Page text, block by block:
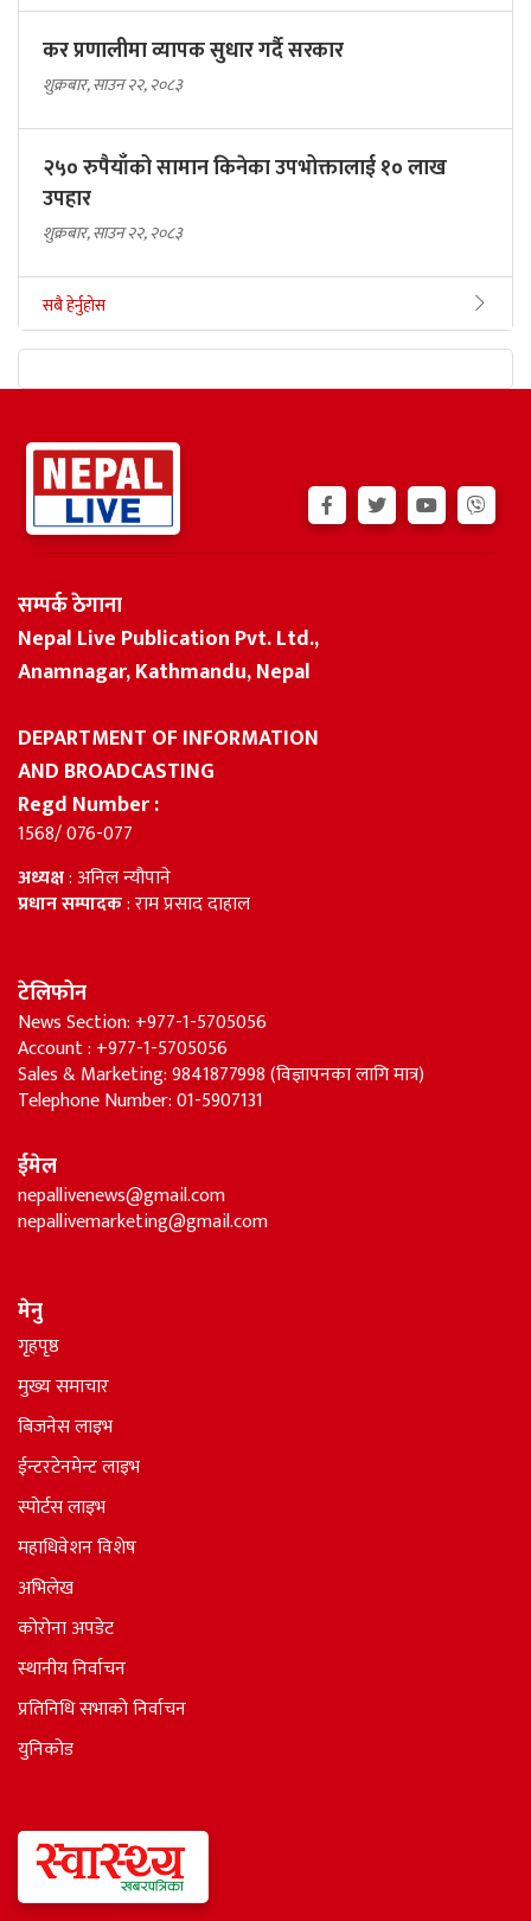
कर प्रणालीमा व्यापक सुधार गर्दै सरकार
शुक्रबार, साउन २२, २०८३
२५० रुपैयाँको सामान किनेका उपभोक्तालाई १० लाख
उपहार
शुक्रबार, साउन २२, २०८३
सबै हेर्नुहोस
सम्पर्क ठेगाना
Nepal Live Publication Pvt. Ltd.,
Anamnagar, Kathmandu, Nepal
DEPARTMENT OF INFORMATION
AND BROADCASTING
Regd Number :
1568/ 076-077
अध्यक्ष: अनिल न्यौपाने
प्रधान सम्पादक: राम प्रसाद दाहाल
टेलिफोन
News Section: +977-1-5705056
Account : +977-1-5705056
Sales & Marketing: 9841877998 (विज्ञापनका लागि मात्र)
Telephone Number: 01-5907131
ईमेल
nepallivenews@gmail.com
nepallivemarketing@gmail.com
मेनु
गृहपृष्ठ
मुख्य समाचार
बिजनेस लाइभ
ईन्टरटेनमेन्ट लाइभ
स्पोर्टस लाइभ
महाधिवेशन विशेष
अभिलेख
कोरोना अपडेट
स्थानीय निर्वाचन
प्रतिनिधि सभाकाे निर्वाचन
युनिकोड